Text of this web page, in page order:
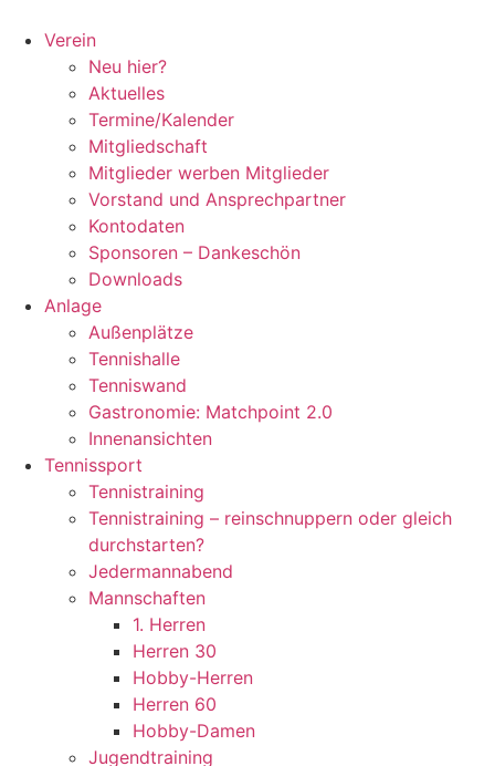
Inhalt
springen
Verein
Neu hier?
Aktuelles
Termine/Kalender
Mitgliedschaft
Mitglieder werben Mitglieder
Vorstand und Ansprechpartner
Kontodaten
Sponsoren – Dankeschön
Downloads
Anlage
Außenplätze
Tennishalle
Tenniswand
Gastronomie: Matchpoint 2.0
Innenansichten
Tennissport
Tennistraining
Tennistraining – reinschnuppern oder gleich
durchstarten?
Jedermannabend
Mannschaften
1. Herren
Herren 30
Hobby-Herren
Herren 60
Hobby-Damen
Jugendtraining